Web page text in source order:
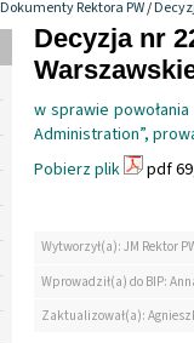
Dokumenty Rektora PW/
Decyzja nr
w sprawie
Administration”,
Pobierz plik
pdf
Wytworzył(a): JM Rektor
Wprowadził(a) do BIP:
Zaktualizował(a):